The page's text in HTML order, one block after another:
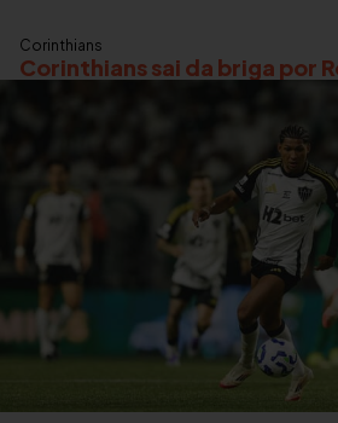
Corinthians
Corinthians sai da briga por